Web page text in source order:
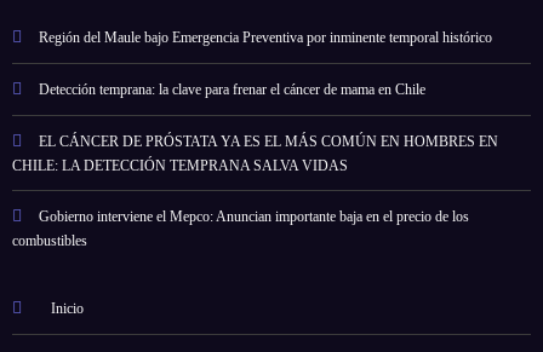
Región del Maule bajo Emergencia Preventiva por inminente temporal histórico
Detección temprana: la clave para frenar el cáncer de mama en Chile
EL CÁNCER DE PRÓSTATA YA ES EL MÁS COMÚN EN HOMBRES EN
CHILE: LA DETECCIÓN TEMPRANA SALVA VIDAS
Gobierno interviene el Mepco: Anuncian importante baja en el precio de los
combustibles
Inicio